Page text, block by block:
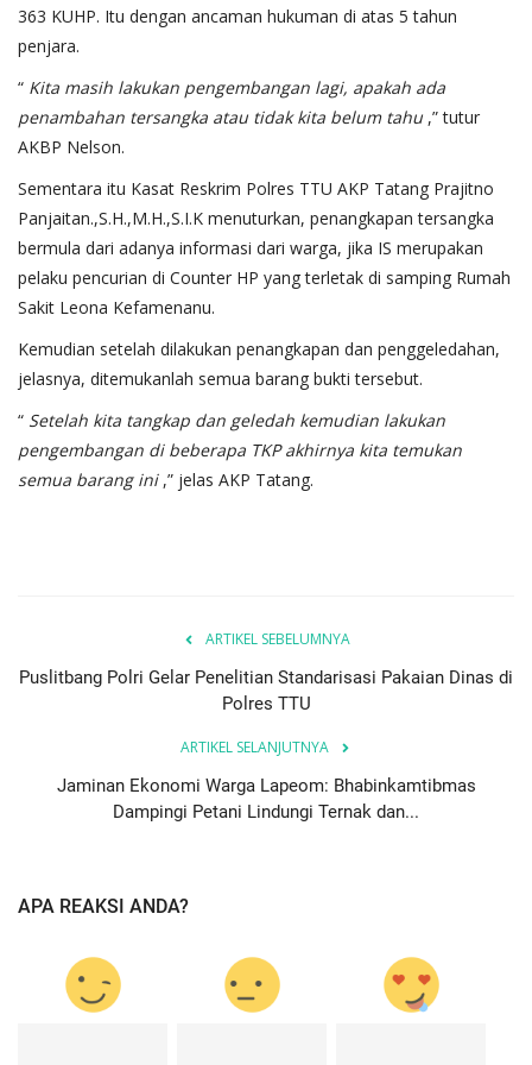
363 KUHP. Itu dengan ancaman hukuman di atas 5 tahun
penjara.
“ Kita masih lakukan pengembangan lagi, apakah ada
penambahan tersangka atau tidak kita belum tahu ,” tutur
AKBP Nelson.
Sementara itu Kasat Reskrim Polres TTU AKP Tatang Prajitno
Panjaitan.,S.H.,M.H.,S.I.K menuturkan, penangkapan tersangka
bermula dari adanya informasi dari warga, jika IS merupakan
pelaku pencurian di Counter HP yang terletak di samping Rumah
Sakit Leona Kefamenanu.
Kemudian setelah dilakukan penangkapan dan penggeledahan,
jelasnya, ditemukanlah semua barang bukti tersebut.
“ Setelah kita tangkap dan geledah kemudian lakukan
pengembangan di beberapa TKP akhirnya kita temukan
semua barang ini ,” jelas AKP Tatang.
ARTIKEL SEBELUMNYA
Puslitbang Polri Gelar Penelitian Standarisasi Pakaian Dinas di
Polres TTU
ARTIKEL SELANJUTNYA
Jaminan Ekonomi Warga Lapeom: Bhabinkamtibmas
Dampingi Petani Lindungi Ternak dan...
APA REAKSI ANDA?